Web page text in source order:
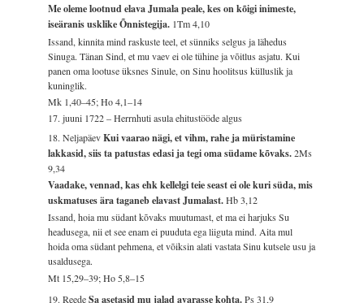
Me oleme lootnud elava Jumala peale, kes on kõigi inimeste,
iseäranis usklike Õnnistegija. 1Tm 4,10
Issand, kinnita mind raskuste teel, et sünniks selgus ja lähedus
Sinuga. Tänan Sind, et mu vaev ei ole tühine ja võitlus asjatu. Kui
panen oma lootuse üksnes Sinule, on Sinu hoolitsus külluslik ja
kuninglik.
Mk 1,40–45; Ho 4,1–14
17. juuni 1722 – Herrnhuti asula ehitustööde algus
18. NeljapäevKui vaarao nägi, et vihm, rahe ja müristamine
lakkasid, siis ta patustas edasi ja tegi oma südame kõvaks.2Ms
9,34
Vaadake, vennad, kas ehk kellelgi teie seast ei ole kuri süda, mis
uskmatuses ära taganeb elavast Jumalast.Hb 3,12
Issand, hoia mu südant kõvaks muutumast, et ma ei harjuks Su
headusega, nii et see enam ei puuduta ega liiguta mind. Aita mul
hoida oma südant pehmena, et võiksin alati vastata Sinu kutsele usu ja
usaldusega.
Mt 15,29–39; Ho 5,8–15
19. ReedeSa asetasid mu jalad avarasse kohta.Ps 31,9